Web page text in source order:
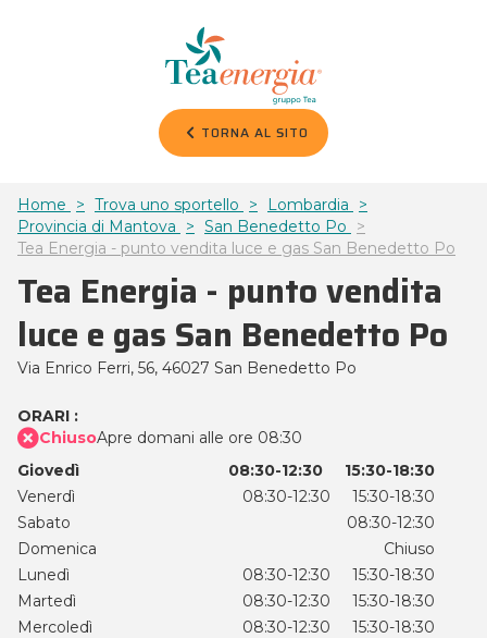
TORNA AL SITO
Home Trova uno sportello
Lombardia
Provincia di Mantova
San Benedetto Po
Tea Energia - punto vendita luce e gas San Benedetto Po
Tea Energia - punto vendita
luce e gas San Benedetto Po
Via Enrico Ferri, 56, 46027 San Benedetto Po
ORARI :
ChiusoApre domani alle ore 08:30
Giovedì
08:30-12:30
15:30-18:30
Venerdì
08:30-12:30
15:30-18:30
Sabato
08:30-12:30
Domenica
Chiuso
Lunedì
08:30-12:30
15:30-18:30
Martedì
08:30-12:30
15:30-18:30
Mercoledì
08:30-12:30 15:30-18:30